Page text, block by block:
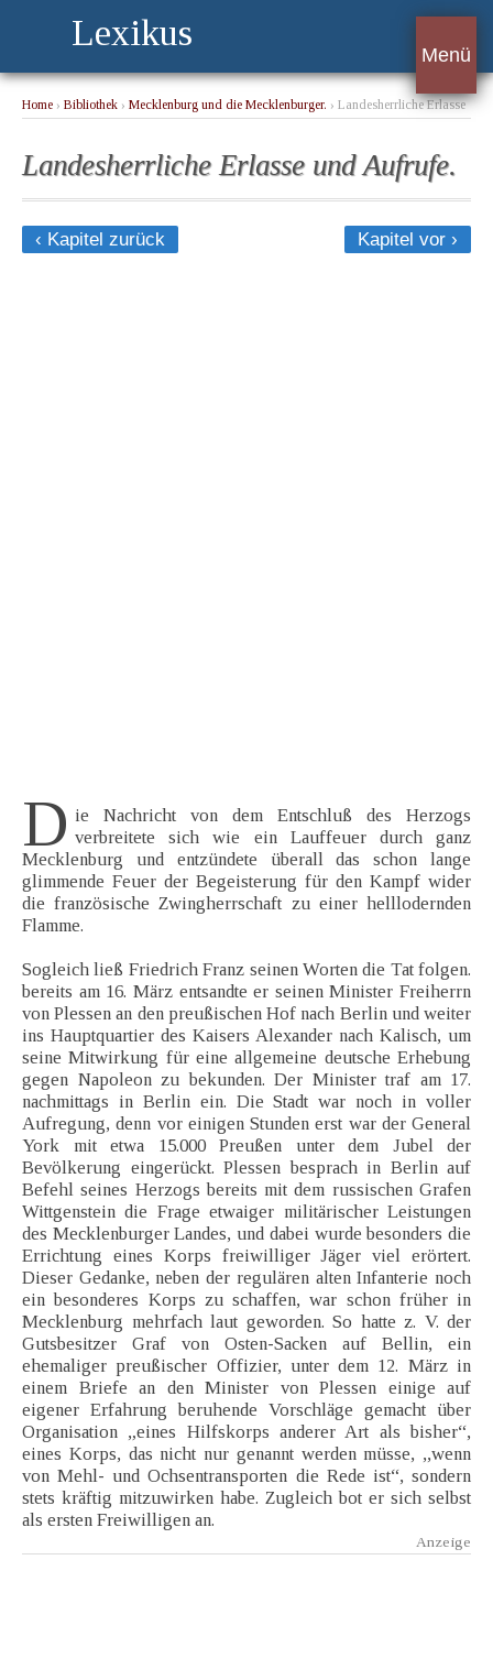
Lexikus
Menü
Home › Bibliothek › Mecklenburg und die Mecklenburger. › Landesherrliche Erlasse
Landesherrliche Erlasse und Aufrufe.
‹ Kapitel zurück Kapitel vor ›
D ie Nachricht von dem Entschluß des Herzogs
verbreitete sich wie ein Lauffeuer durch ganz
Mecklenburg und entzündete überall das schon lange
glimmende Feuer der Begeisterung für den Kampf wider
die französische Zwingherrschaft zu einer helllodernden
Flamme.
Sogleich ließ Friedrich Franz seinen Worten die Tat folgen.
bereits am 16. März entsandte er seinen Minister Freiherrn
von Plessen an den preußischen Hof nach Berlin und weiter
ins Hauptquartier des Kaisers Alexander nach Kalisch, um
seine Mitwirkung für eine allgemeine deutsche Erhebung
gegen Napoleon zu bekunden. Der Minister traf am 17.
nachmittags in Berlin ein. Die Stadt war noch in voller
Aufregung, denn vor einigen Stunden erst war der General
York mit etwa 15.000 Preußen unter dem Jubel der
Bevölkerung eingerückt. Plessen besprach in Berlin auf
Befehl seines Herzogs bereits mit dem russischen Grafen
Wittgenstein die Frage etwaiger militärischer Leistungen
des Mecklenburger Landes, und dabei wurde besonders die
Errichtung eines Korps freiwilliger Jäger viel erörtert.
Dieser Gedanke, neben der regulären alten Infanterie noch
ein besonderes Korps zu schaffen, war schon früher in
Mecklenburg mehrfach laut geworden. So hatte z. V. der
Gutsbesitzer Graf von Osten-Sacken auf Bellin, ein
ehemaliger preußischer Offizier, unter dem 12. März in
einem Briefe an den Minister von Plessen einige auf
eigener Erfahrung beruhende Vorschläge gemacht über
Organisation „eines Hilfskorps anderer Art als bisher“,
eines Korps, das nicht nur genannt werden müsse, ,,wenn
von Mehl- und Ochsentransporten die Rede ist“, sondern
stets kräftig mitzuwirken habe. Zugleich bot er sich selbst
als ersten Freiwilligen an.